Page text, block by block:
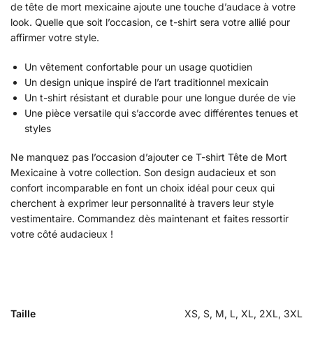
de tête de mort mexicaine ajoute une touche d’audace à votre
look. Quelle que soit l’occasion, ce t-shirt sera votre allié pour
affirmer votre style.
Un vêtement confortable pour un usage quotidien
Un design unique inspiré de l’art traditionnel mexicain
Un t-shirt résistant et durable pour une longue durée de vie
Une pièce versatile qui s’accorde avec différentes tenues et
styles
Ne manquez pas l’occasion d’ajouter ce T-shirt Tête de Mort
Mexicaine à votre collection. Son design audacieux et son
confort incomparable en font un choix idéal pour ceux qui
cherchent à exprimer leur personnalité à travers leur style
vestimentaire. Commandez dès maintenant et faites ressortir
votre côté audacieux !
Taille XS, S, M, L, XL, 2XL, 3XL